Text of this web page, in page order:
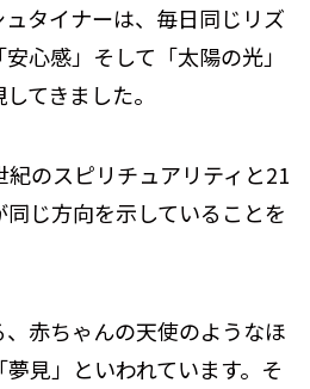
タイナーは、毎日同じリズ
心感」そして「太陽の光」
てきました。
紀のスピリチュアリティと21
じ方向を示していることを
赤ちゃんの天使のようなほ
見」といわれています。そ